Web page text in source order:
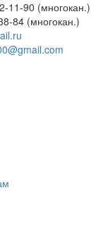
11-90 (многокан.)
84 (многокан.)